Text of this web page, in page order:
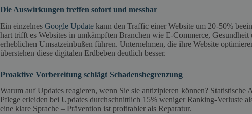
Die Auswirkungen treffen sofort und messbar
Ein einzelnes Google Update kann den Traffic einer Website um 20-50%
hart trifft es Websites in umkämpften Branchen wie E-Commerce,
erheblichen Umsatzeinbußen führen. Unternehmen, die ihre Website
überstehen diese digitalen Erdbeben deutlich besser.
Proaktive Vorbereitung schlägt Schadensbegrenzung
Warum auf Updates reagieren, wenn Sie sie antizipieren können? Statistische
Pflege erleiden bei Updates durchschnittlich 15% weniger Ranking-Verluste
eine klare Sprache – Prävention ist profitabler als Reparatur.